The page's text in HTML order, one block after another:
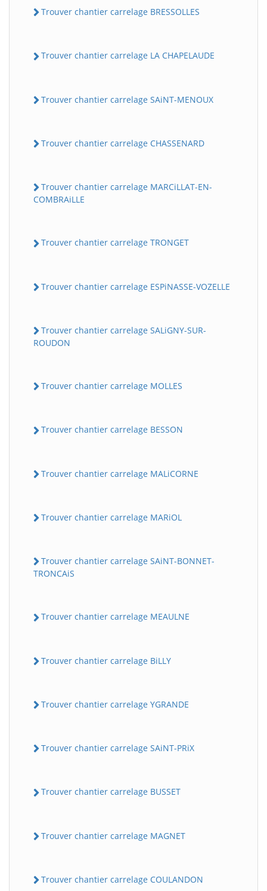
Trouver chantier carrelage BRESSOLLES
Trouver chantier carrelage LA CHAPELAUDE
Trouver chantier carrelage SAiNT-MENOUX
Trouver chantier carrelage CHASSENARD
Trouver chantier carrelage MARCiLLAT-EN-
COMBRAiLLE
Trouver chantier carrelage TRONGET
Trouver chantier carrelage ESPiNASSE-VOZELLE
Trouver chantier carrelage SALiGNY-SUR-
ROUDON
Trouver chantier carrelage MOLLES
Trouver chantier carrelage BESSON
Trouver chantier carrelage MALiCORNE
Trouver chantier carrelage MARiOL
Trouver chantier carrelage SAiNT-BONNET-
TRONCAiS
Trouver chantier carrelage MEAULNE
Trouver chantier carrelage BiLLY
Trouver chantier carrelage YGRANDE
Trouver chantier carrelage SAiNT-PRiX
Trouver chantier carrelage BUSSET
Trouver chantier carrelage MAGNET
Trouver chantier carrelage COULANDON